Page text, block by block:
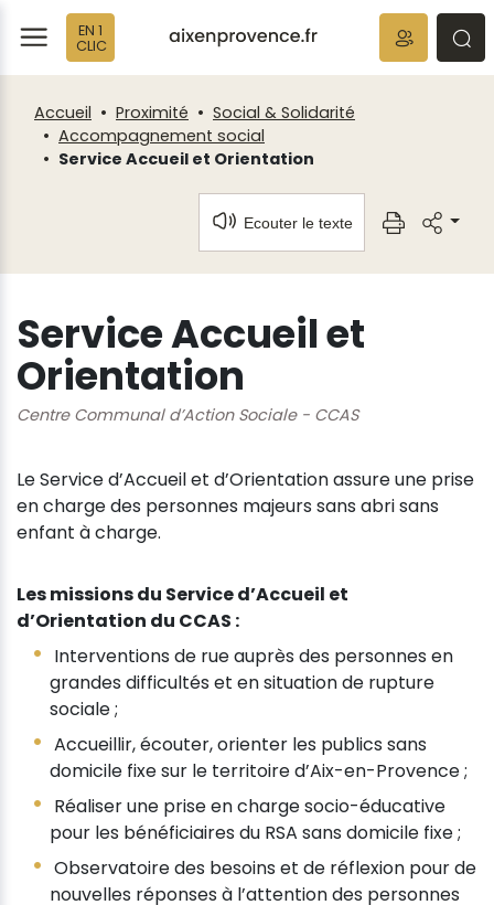
EN 1
CLIC
Accueil Proximité
Social & Solidarité
Accompagnement social
Service Accueil et Orientation
Ecouter le texte
Service Accueil et
Orientation
Centre Communal d’Action Sociale - CCAS
Le Service d’Accueil et d’Orientation assure une prise
en charge des personnes majeurs sans abri sans
enfant à charge.
Les missions du Service d’Accueil et
d’Orientation du CCAS :
Interventions de rue auprès des personnes en
grandes difficultés et en situation de rupture
sociale ;
Accueillir, écouter, orienter les publics sans
domicile fixe sur le territoire d’Aix-en-Provence ;
Réaliser une prise en charge socio-éducative
pour les bénéficiaires du RSA sans domicile fixe ;
Observatoire des besoins et de réflexion pour de
nouvelles réponses à l’attention des personnes
Fenêtre
de
chat
Panneau de gestion des cookies